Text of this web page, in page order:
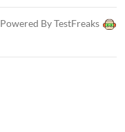
Powered By TestFreaks